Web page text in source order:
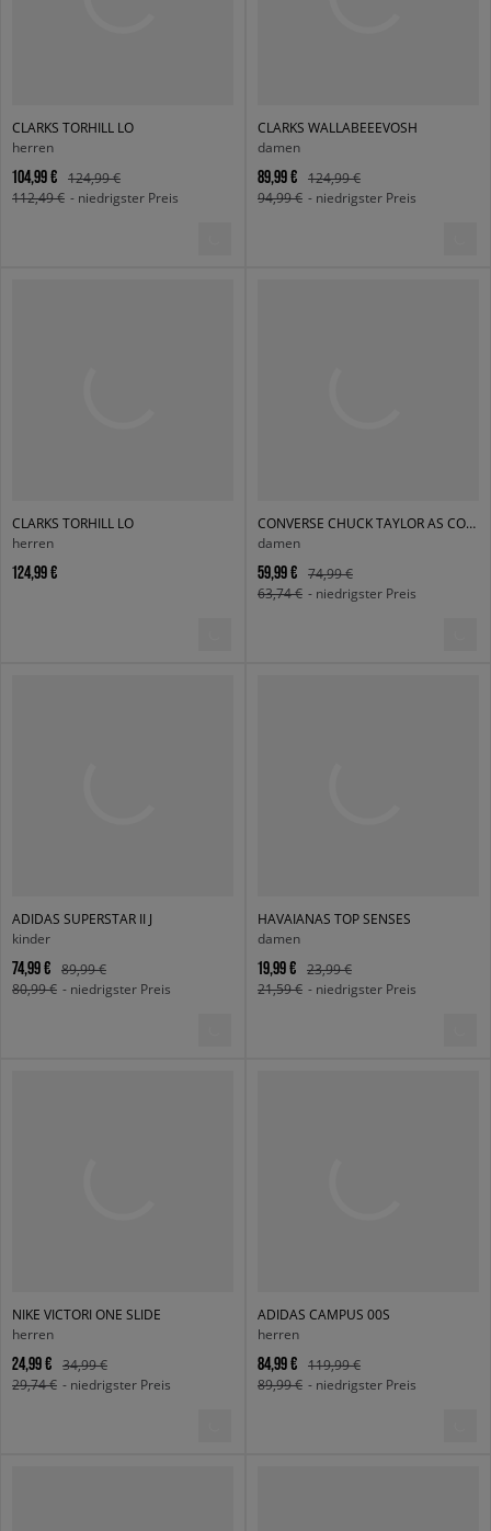
CLARKS TORHILL LO
herren
104,99 €
124,99 €
112,49 € - niedrigster Preis
CLARKS WALLABEEEVOSH
damen
89,99 €
124,99 €
94,99 € - niedrigster Preis
CLARKS TORHILL LO
herren
124,99 €
CONVERSE CHUCK TAYLOR AS CORE HI
damen
59,99 €
74,99 €
63,74 € - niedrigster Preis
ADIDAS SUPERSTAR II J
kinder
74,99 €
89,99 €
80,99 € - niedrigster Preis
HAVAIANAS TOP SENSES
damen
19,99 €
23,99 €
21,59 € - niedrigster Preis
NIKE VICTORI ONE SLIDE
herren
24,99 €
34,99 €
29,74 € - niedrigster Preis
ADIDAS CAMPUS 00S
herren
84,99 €
119,99 €
89,99 € - niedrigster Preis